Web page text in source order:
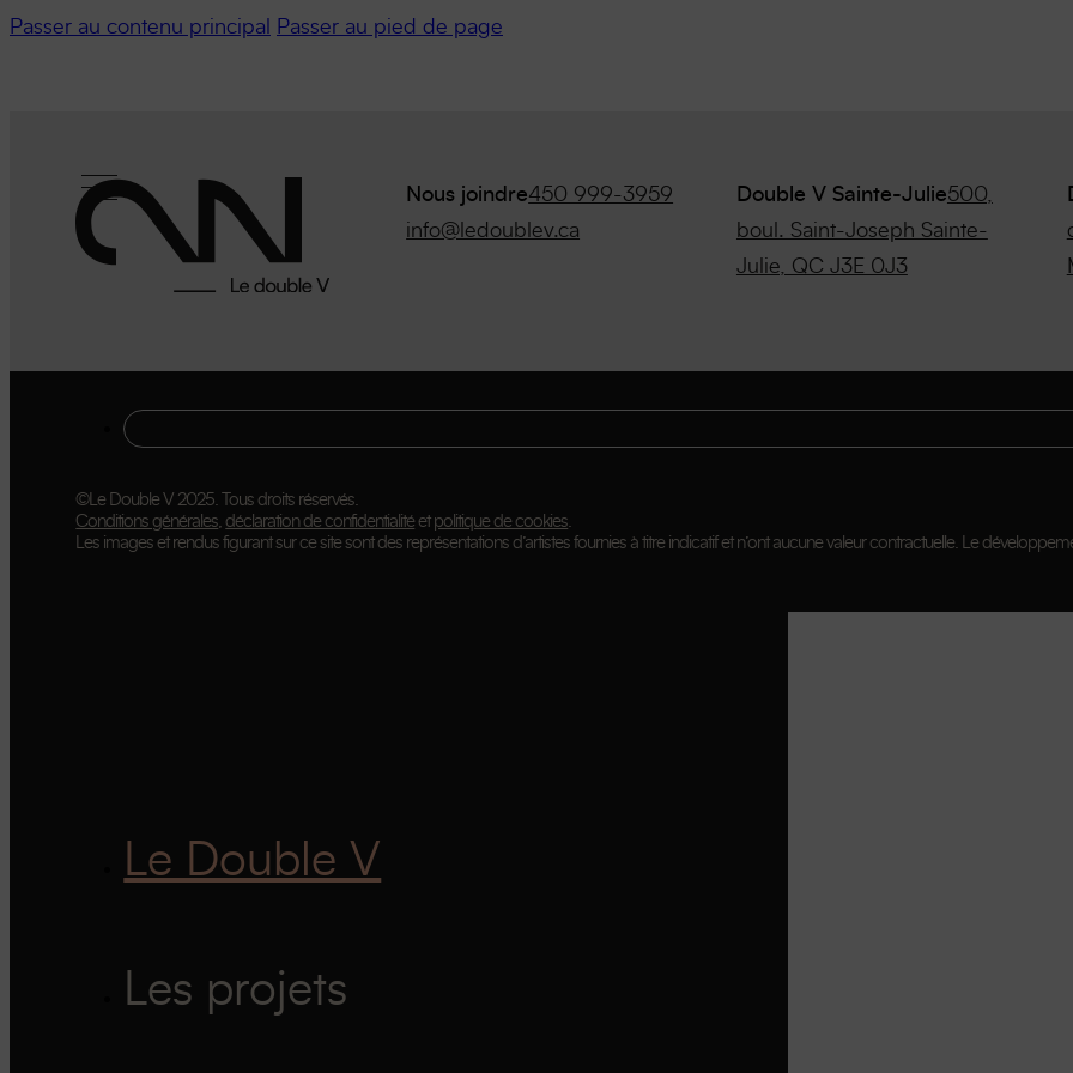
Passer au contenu principal Passer au pied de page
Nous joindre450 999-3959
info@ledoublev.ca
Double V Sainte-Julie500,
boul. Saint-Joseph Sainte-
Julie, QC J3E 0J3
©Le Double V 2025. Tous droits réservés.
Conditions générales déclaration de confidentialité et politique de cookies
Les images et rendus figurant sur ce site sont des représentations d’artistes fournies à titre indicatif et n’ont aucune valeur contractuelle. Le
Le Double V
Les projets